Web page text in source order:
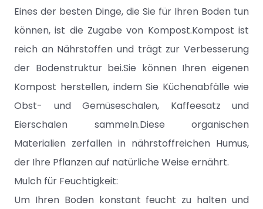
Eines der besten Dinge, die Sie für Ihren Boden tun
können, ist die Zugabe von Kompost.Kompost ist
reich an Nährstoffen und trägt zur Verbesserung
der Bodenstruktur bei.Sie können Ihren eigenen
Kompost herstellen, indem Sie Küchenabfälle wie
Obst- und Gemüseschalen, Kaffeesatz und
Eierschalen sammeln.Diese organischen
Materialien zerfallen in nährstoffreichen Humus,
der Ihre Pflanzen auf natürliche Weise ernährt.
Mulch für Feuchtigkeit:
Um Ihren Boden konstant feucht zu halten und